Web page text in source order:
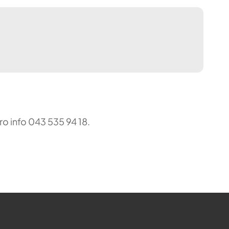
info 043 535 94 18.